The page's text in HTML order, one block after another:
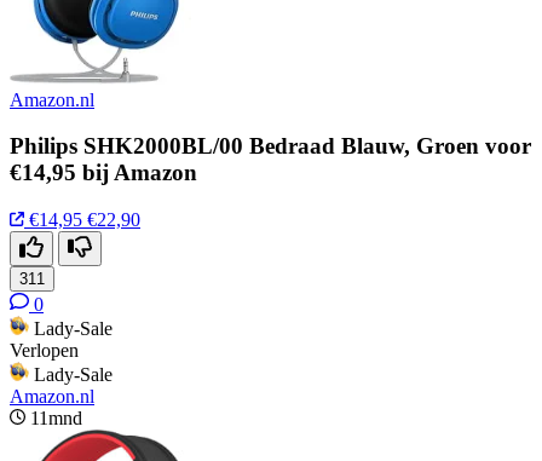
Amazon.nl
Philips SHK2000BL/00 Bedraad Blauw, Groen voor
€14,95 bij Amazon
€14,95 €22,90
311
0
Lady-Sale
Verlopen
Lady-Sale
Amazon.nl
11mnd